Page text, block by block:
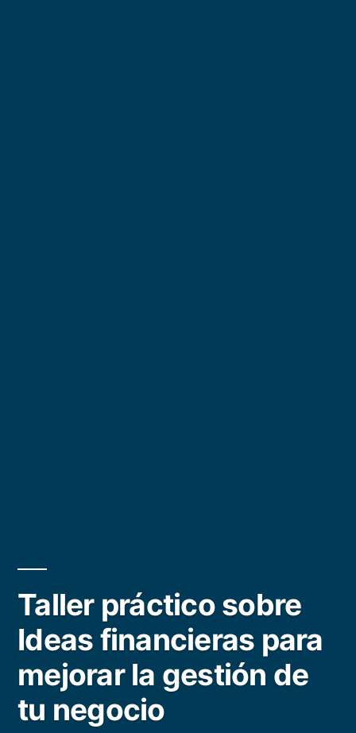
Taller práctico sobre
Ideas financieras para
mejorar la gestión de
tu negocio